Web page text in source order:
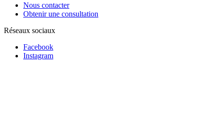
Nous contacter
Obtenir une consultation
Réseaux sociaux
Facebook
Instagram